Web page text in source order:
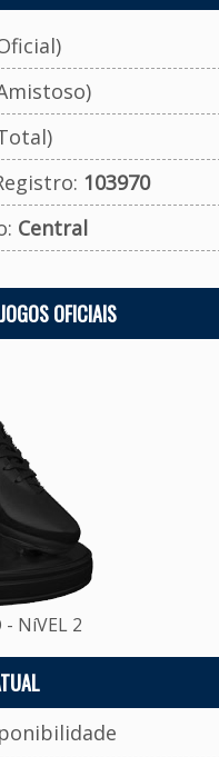
103970
Central
OFICIAIS
NíVEL 2